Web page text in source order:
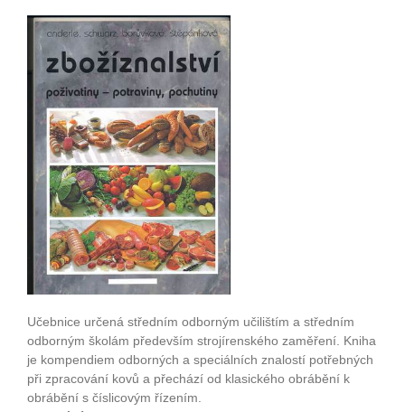
Učebnice určená středním odborným učilištím a středním
odborným školám především strojírenského zaměření. Kniha
je kompendiem odborných a speciálních znalostí potřebných
při zpracování kovů a přechází od klasického obrábění k
obrábění s číslicovým řízením.